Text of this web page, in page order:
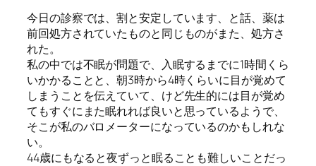
今日の診察では、割と安定しています、と話、薬は
前回処方されていたものと同じものがまた、処方さ
れた。
私の中では不眠が問題で、入眠するまでに1時間くら
いかかることと、朝3時から4時くらいに目が覚めて
しまうことを伝えていて、けど先生的には目が覚め
てもすぐにまた眠れれば良いと思っているようで、
そこが私のバロメーターになっているのかもしれな
い。
44歳にもなると夜ずっと眠ることも難しいことだっ